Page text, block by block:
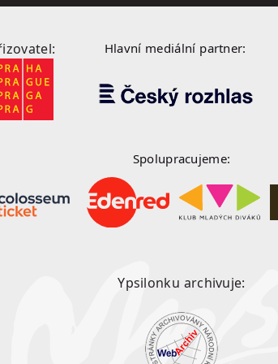
Hlavní mediální partner:
Spolupracujeme:
Ypsilonku archivuje: